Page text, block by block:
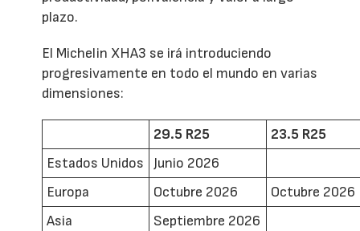
plazo.
El Michelin XHA3 se irá introduciendo
progresivamente en todo el mundo en varias
dimensiones:
29.5 R25
23.5 R25
Estados Unidos
Junio 2026
Europa
Octubre 2026
Octubre 2026
Asia
Septiembre 2026